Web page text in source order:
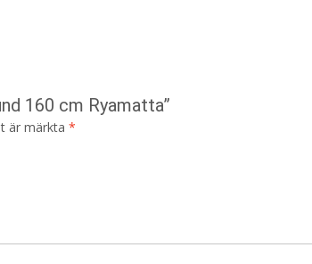
160 cm Ryamatta”
är märkta *